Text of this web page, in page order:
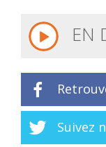
EN
Suivez